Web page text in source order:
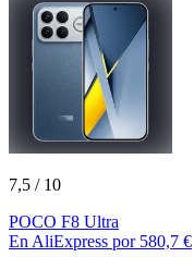
7,5 / 10
POCO F8 Ultra
En AliExpress por 580,7 €